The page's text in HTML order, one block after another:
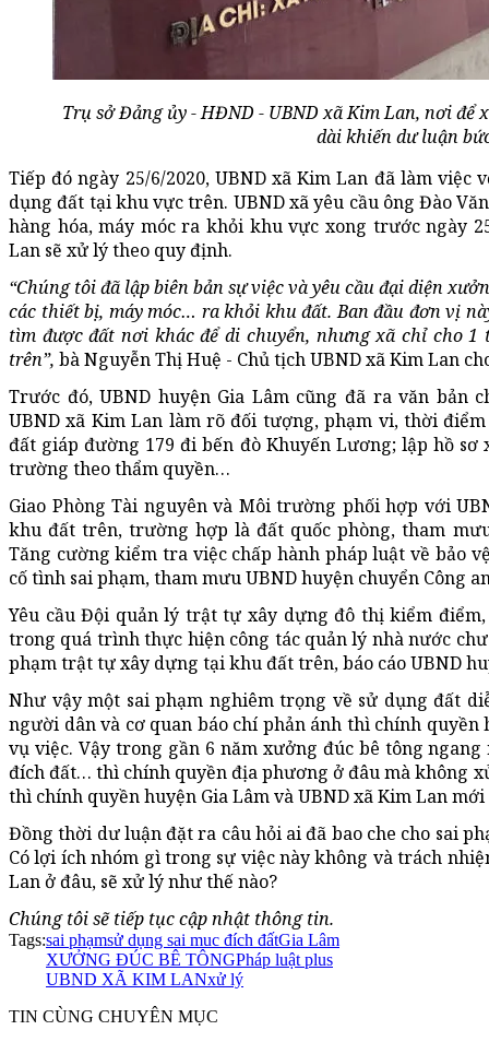
Trụ sở Đảng ủy - HĐND - UBND xã Kim Lan, nơi
dài khiến dư luận
Tiếp đó ngày 25/6/2020, UBND xã Kim Lan đã làm
dụng đất tại khu vực trên. UBND xã yêu cầu ông Đào
hàng hóa, máy móc ra khỏi khu vực xong trước ngày
Lan sẽ xử lý theo quy định.
“Chúng tôi đã lập biên bản sự việc và yêu cầu đại diện
các thiết bị, máy móc… ra khỏi khu đất. Ban đầu đơn vị
tìm được đất nơi khác để di chuyển, nhưng xã chỉ cho
trên”, bà Nguyễn Thị Huệ - Chủ tịch UBND xã Kim Lan
Trước đó, UBND huyện Gia Lâm cũng đã ra văn bản
UBND xã Kim Lan làm rõ đối tượng, phạm vi, thời
đất giáp đường 179 đi bến đò Khuyến Lương; lập hồ
trường theo thẩm quyền…
Giao Phòng Tài nguyên và Môi trường phối hợp với
khu đất trên, trường hợp là đất quốc phòng, tham
Tăng cường kiểm tra việc chấp hành pháp luật về bảo
cố tình sai phạm, tham mưu UBND huyện chuyển Công
Yêu cầu Đội quản lý trật tự xây dựng đô thị kiểm
trong quá trình thực hiện công tác quản lý nhà nước
phạm trật tự xây dựng tại khu đất trên, báo cáo UBND
Như vậy một sai phạm nghiêm trọng về sử dụng đất
người dân và cơ quan báo chí phản ánh thì chính quyền
vụ việc. Vậy trong gần 6 năm xưởng đúc bê tông
đích đất… thì chính quyền địa phương ở đâu mà không
thì chính quyền huyện Gia Lâm và UBND xã Kim Lan mới
Đồng thời dư luận đặt ra câu hỏi ai đã bao che cho sai
Có lợi ích nhóm gì trong sự việc này không và trách
Lan ở đâu, sẽ xử lý như thế nào?
Chúng tôi sẽ tiếp tục cập nhật thông tin.
Tags:sai phạmsử dụng sai muc đích đấtGia Lâm
XƯỞNG ĐÚC BÊ TÔNGPháp luật plus
UBND XÃ KIM LANxử lý
TIN CÙNG CHUYÊN MỤC